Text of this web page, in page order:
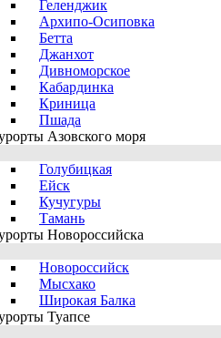
Геленджик
Архипо-Осиповка
Бетта
Джанхот
Дивноморское
Кабардинка
Криница
Пшада
Азовского моря
Голубицкая
Ейск
Кучугуры
Тамань
Новороссийска
Новороссийск
Мысхако
Широкая Балка
Туапсе